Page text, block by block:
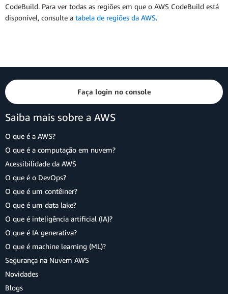
CodeBuild. Para ver todas as regiões em que o AWS CodeBuild está
disponível, consulte a tabela de regiões da AWS.
Faça login no console
Saiba mais sobre a AWS
O que é a AWS?
O que é a computação em nuvem?
Acessibilidade da AWS
O que é o DevOps?
O que é um contêiner?
O que é um data lake?
O que é inteligência artificial (IA)?
O que é IA generativa?
O que é machine learning (ML)?
Segurança na Nuvem AWS
Novidades
Blogs